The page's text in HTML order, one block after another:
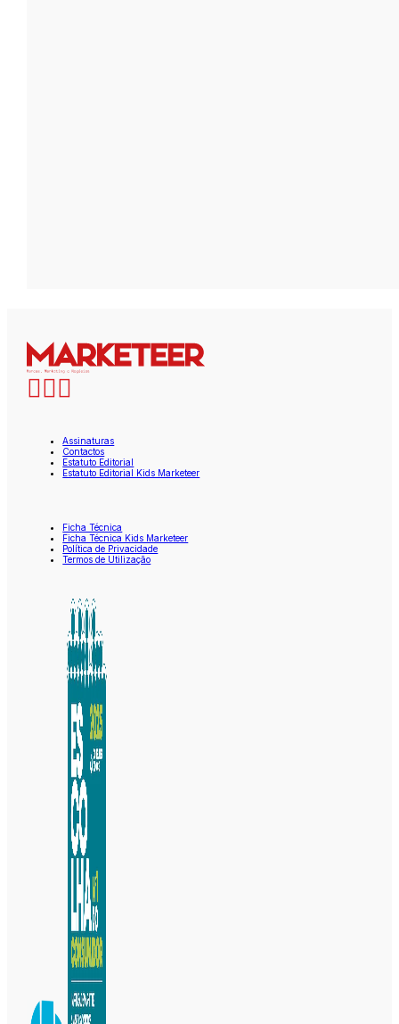
Assinaturas
Contactos
Estatuto Editorial
Estatuto Editorial Kids Marketeer
Ficha Técnica
Ficha Técnica Kids Marketeer
Política de Privacidade
Termos de Utilização